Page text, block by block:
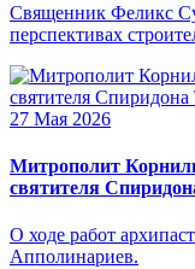
Священник Феликс
перспективах
27 Мая 2026
Митрополит
святителя
О ходе работ
Апполинариев.